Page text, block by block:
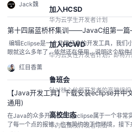
加入HCSD
华为云学生开发者计划
加入HCWD
华为云女性开发者计划，即将
鲁班会
针对核心伙伴开发者的高端组织
高校生态
华为云高校开发者项目
eral→Content Types→Text→Java Source File
是UTF...
Jack魏
第十四届蓝桥杯集训——JavaC组第一
编辑Eclipse是一个非常经典的开发工具，我们
眼就这么多年了，依然还在使用，说明这个软
文对照2、创建项目3、具体创建项目4、项目
6、包名规则7、成功示例修改代码文字大小1
红目香薰
【Java开发工具】下载安装eclipse并中
通用)
在Java的众多开发工具中eclipse属于一个非常
了每一个点的报错，也有简约的工作环境，接